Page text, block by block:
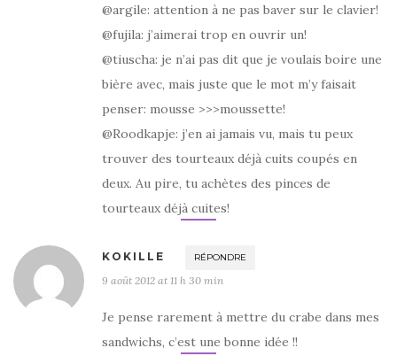
@argile: attention à ne pas baver sur le clavier!
@fujila: j’aimerai trop en ouvrir un!
@tiuscha: je n’ai pas dit que je voulais boire une
bière avec, mais juste que le mot m’y faisait
penser: mousse >>>moussette!
@Roodkapje: j’en ai jamais vu, mais tu peux
trouver des tourteaux déjà cuits coupés en
deux. Au pire, tu achètes des pinces de
tourteaux déjà cuites!
KOKILLE RÉPONDRE
9 août 2012 at 11 h 30 min
Je pense rarement à mettre du crabe dans mes
sandwichs, c’est une bonne idée !!